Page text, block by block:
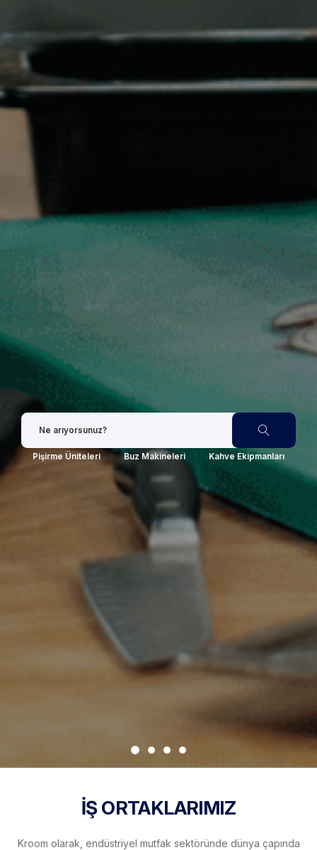
Pişirme Üniteleri Buz Makineleri Kahve Ekipmanları
İŞ ORTAKLARIMIZ
Kroom olarak, endüstriyel mutfak sektöründe dünya çapında